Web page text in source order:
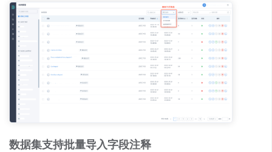
数据集支持批量导入字段注释